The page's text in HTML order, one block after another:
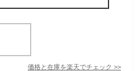
価格と在庫を楽天でチェック >>